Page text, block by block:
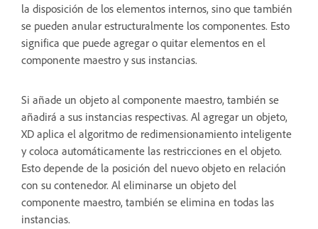
la disposición de los elementos internos, sino que también
se pueden anular estructuralmente los componentes. Esto
significa que puede agregar o quitar elementos en el
componente maestro y sus instancias.
Si añade un objeto al componente maestro, también se
añadirá a sus instancias respectivas. Al agregar un objeto,
XD aplica el algoritmo de redimensionamiento inteligente
y coloca automáticamente las restricciones en el objeto.
Esto depende de la posición del nuevo objeto en relación
con su contenedor. Al eliminarse un objeto del
componente maestro, también se elimina en todas las
instancias.